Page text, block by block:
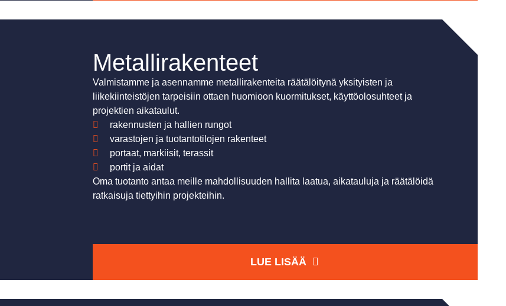
Metallirakenteet
Valmistamme ja asennamme metallirakenteita räätälöitynä yksityisten ja
liikekiinteistöjen tarpeisiin ottaen huomioon kuormitukset, käyttöolosuhteet ja
projektien aikataulut.
rakennusten ja hallien rungot
varastojen ja tuotantotilojen rakenteet
portaat, markiisit, terassit
portit ja aidat
Oma tuotanto antaa meille mahdollisuuden hallita laatua, aikatauluja ja räätälöidä
ratkaisuja tiettyihin projekteihin.
LUE LISÄÄ